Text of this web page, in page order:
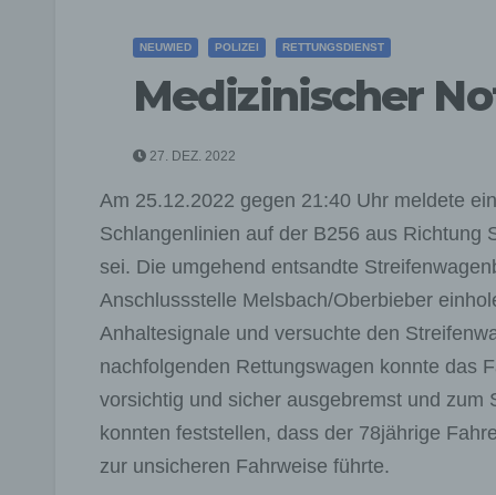
NEUWIED POLIZEI RETTUNGSDIENST
Medizinischer
27. DEZ. 2022
Am 25.12.2022 gegen 21:40 Uhr meldete
Schlangenlinien auf der B256 aus Richtung
sei. Die umgehend entsandte
Anschlussstelle Melsbach/Oberbieber
Anhaltesignale und versuchte den
nachfolgenden Rettungswagen konnte das
vorsichtig und sicher ausgebremst und
konnten feststellen, dass der 78jährige
zur unsicheren Fahrweise führte.